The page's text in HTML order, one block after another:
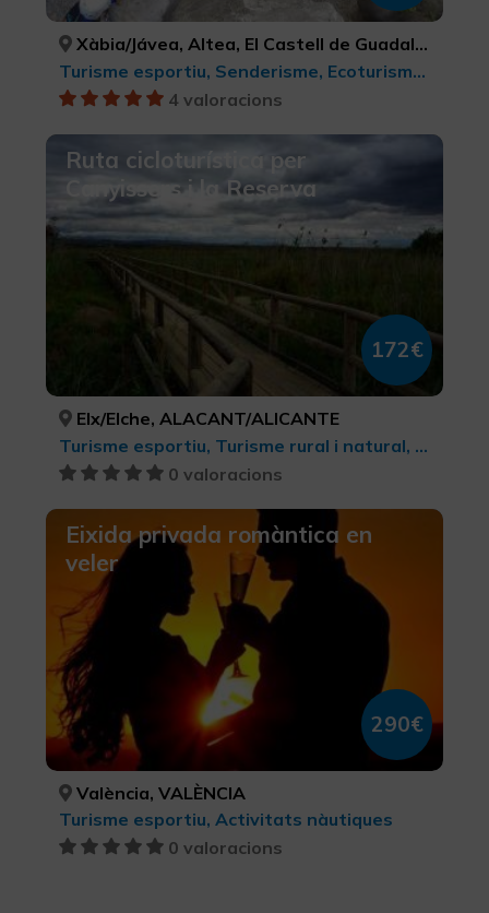
Xàbia/Jávea, Altea, El Castell de Guadalest, La Vall d'Ebo, Anna, Xeresa, València, La Vall de Gallinera, La Vall de Laguar, Callosa d'en Sarrià, Buñol, La Nucia, Xeraco, ALACANT/ALICANTE, ALACANT/ALICANTE, ALACANT/ALICANTE, ALACANT/ALICANTE, VALÈNCIA, VALÈNCIA, VALÈNCIA, ALACANT/ALICANTE, ALACANT/ALICANTE, ALACANT/ALICANTE, VALÈNCIA, ALACANT/ALICANTE, VALÈNCIA
Turisme esportiu, Senderisme, Ecoturisme, Parcs Naturals, Turisme rural i natural, Turisme actiu-aventura, Activitats nàutiques
4 valoracions
Ruta cicloturística per
Canyissers i la Reserva
172€
Elx/Elche, ALACANT/ALICANTE
Turisme esportiu, Turisme rural i natural, Observació d'ocells, Senderisme, BTT, cicloturisme i ciclisme, Parcs Naturals
0 valoracions
Eixida privada romàntica en
veler
290€
València, VALÈNCIA
Turisme esportiu, Activitats nàutiques
0 valoracions